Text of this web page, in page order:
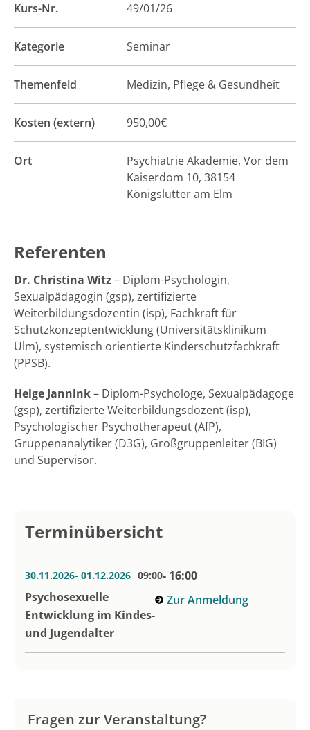
Kurs-Nr. 49/01/26
Kategorie Seminar
Themenfeld Medizin, Pflege & Gesundheit
Kosten (extern) 950,00€
Ort
Psychiatrie Akademie, Vor dem
Kaiserdom 10, 38154
Königslutter am Elm
Referenten
Dr. Christina Witz– Diplom-Psychologin,
Sexualpädagogin (gsp), zertifizierte
Weiterbildungsdozentin (isp), Fachkraft für
Schutzkonzeptentwicklung (Universitätsklinikum
Ulm), systemisch orientierte Kinderschutzfachkraft
(PPSB).
Helge Jannink– Diplom-Psychologe, Sexualpädagoge
(gsp), zertifizierte Weiterbildungsdozent (isp),
Psychologischer Psychotherapeut (AfP),
Gruppenanalytiker (D3G), Großgruppenleiter (BIG)
und Supervisor.
Terminübersicht
30.11.2026- 01.12.2026 09:00- 16:00
Psychosexuelle
Entwicklung im Kindes-
und Jugendalter
Zur Anmeldung
Fragen zur Veranstaltung?